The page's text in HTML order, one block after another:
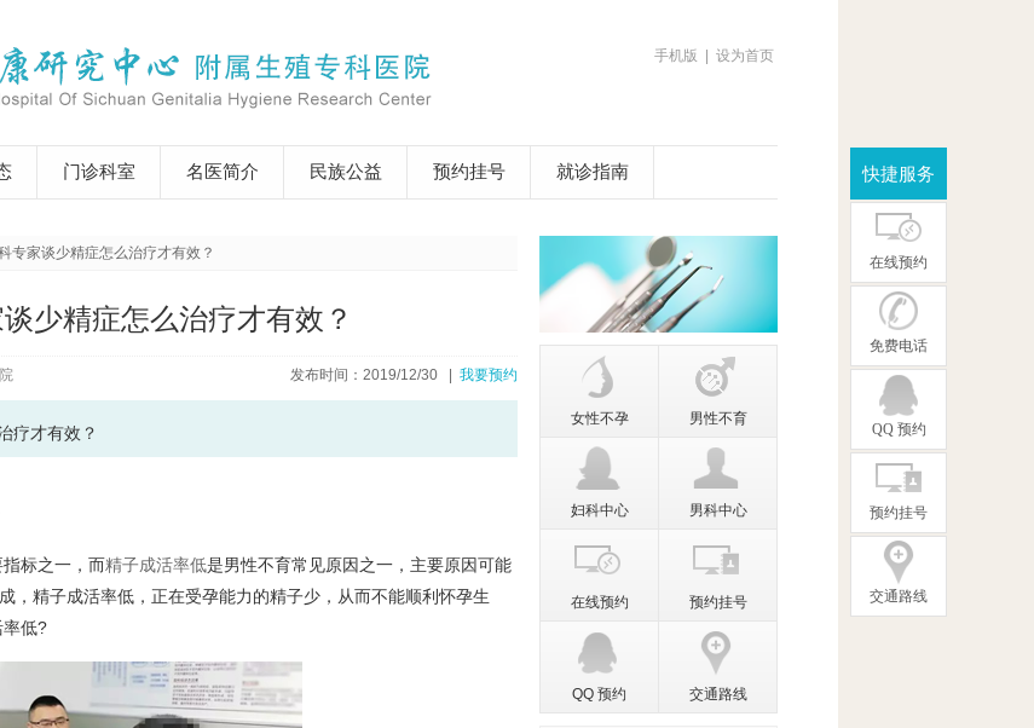
手机版 设为首页
门诊科室 名医简介 民族公益 预约挂号 就诊指南
专家谈少精症怎么治疗才有效？
少精症怎么治疗才有效？
发布时间：2019/12/30 | 我要预约
疗才有效？
标之一，而精子成活率低是男性不育常见原因之一，主要原因可能
，精子成活率低，正在受孕能力的精子少，从而不能顺利怀孕生
率低?
女性不孕 男性不育
妇科中心 男科中心
在线预约 预约挂号
QQ 预约 交通路线
快捷服务
在线预约
免费电话
QQ 预约
预约挂号
交通路线